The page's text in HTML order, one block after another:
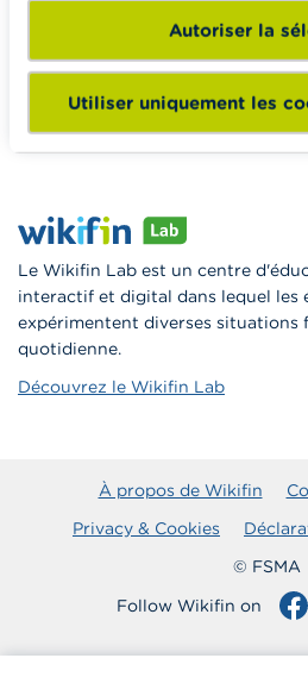
Autoriser la
Utiliser uniquement les
Wikifin School met gratuitement à
enseignants du matériel
formations pour les aider à faire
à la consommation responsable en
Le Wikifin Lab est un centre
interactif et digital dans lequel les
expérimentent diverses situations
quotidienne.
Découvrez le Wikifin Lab
À propos de Wikifin
Privacy & Cookies
© FSMA
Follow Wikifin on